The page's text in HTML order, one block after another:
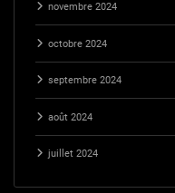
novembre 2024
octobre 2024
septembre 2024
août 2024
juillet 2024